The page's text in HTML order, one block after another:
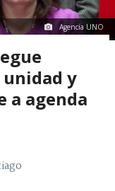
Agencia UNO
y
a agenda